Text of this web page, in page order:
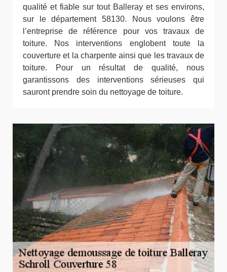
qualité et fiable sur tout Balleray et ses environs,
sur le département 58130. Nous voulons être
l’entreprise de référence pour vos travaux de
toiture. Nos interventions englobent toute la
couverture et la charpente ainsi que les travaux de
toiture. Pour un résultat de qualité, nous
garantissons des interventions sérieuses qui
sauront prendre soin du nettoyage de toiture.